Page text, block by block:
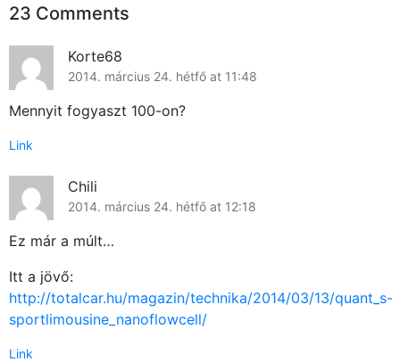
23 Comments
Korte68
2014. március 24. hétfő at 11:48
Mennyit fogyaszt 100-on?
Link
Chili
2014. március 24. hétfő at 12:18
Ez már a múlt…
Itt a jövő:
http://totalcar.hu/magazin/technika/2014/03/13/quant_s-
sportlimousine_nanoflowcell/
Link
GYIK
Használt Apple